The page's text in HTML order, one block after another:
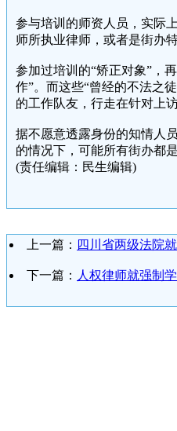
参与培训的师资人员，实际
师所执业律师，或者是街办
参加过培训的“矫正对象”，
作”。而这些“曾经的不法之
的工作队友，行走在针对上
据不愿意透露身份的知情人
的情况下，可能所有街办都
(责任编辑：民生编辑)
上一篇： 四川省两级法院
下一篇： 人权律师就强制